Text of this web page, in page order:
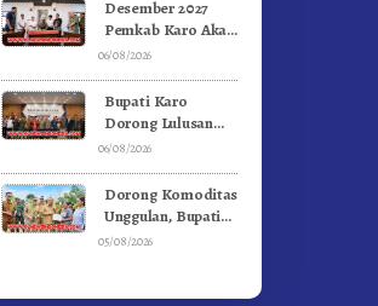
Desember 2027
Pemkab Karo Akan
Serahkan Aset
Ke Moderamen
GBKP
06/08/2026
Bupati Karo
Dorong Lulusan
Universitas Quality
Generasi Inovatif
dan Berintegritas
06/08/2026
Dorong Komoditas
Unggulan, Bupati
Karo Serahkan 1,2
05/08/2026